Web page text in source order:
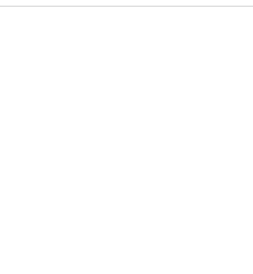
el hotel hasta que encuentres nueva casa o B) te hará